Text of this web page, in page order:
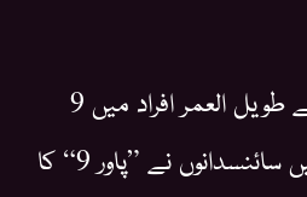
ان بلیو زونز میں پائے جانے طویل العمر افراد میں 9
چیزیں مشترکہ ہیں جنہیں سائنسدانوں نے ”پاور 9“ کا